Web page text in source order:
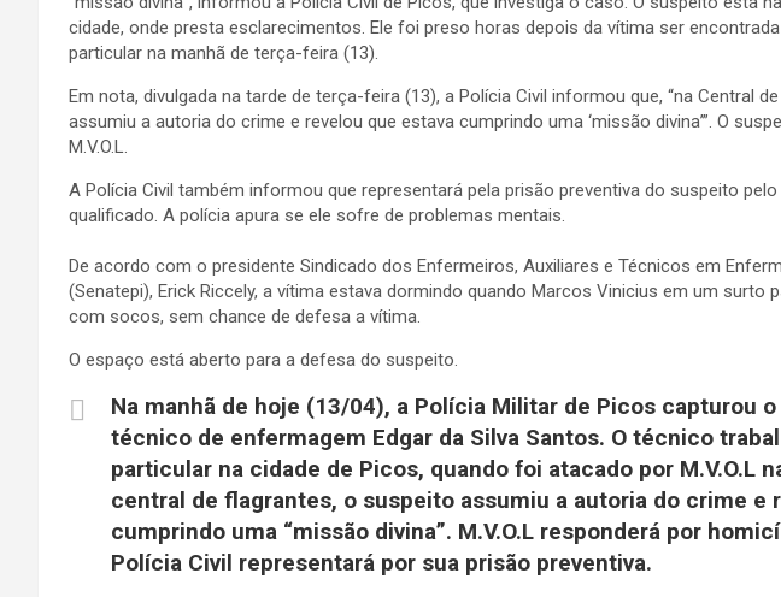
cidade, onde presta esclarecimentos. Ele foi preso horas depois da vítima ser
particular na manhã de terça-feira (13).
Em nota, divulgada na tarde de terça-feira (13), a Polícia Civil informou que, “na Central
assumiu a autoria do crime e revelou que estava cumprindo uma ‘missão divina’”. O
M.V.O.L.
A Polícia Civil também informou que representará pela prisão preventiva do suspeito
qualificado. A polícia apura se ele sofre de problemas mentais.
De acordo com o presidente Sindicado dos Enfermeiros, Auxiliares e Técnicos em
(Senatepi), Erick Riccely, a vítima estava dormindo quando Marcos Vinicius em um surto
com socos, sem chance de defesa a vítima.
O espaço está aberto para a defesa do suspeito.
Na manhã de hoje (13/04), a Polícia Militar de Picos capturou
técnico de enfermagem Edgar da Silva Santos. O técnico
particular na cidade de Picos, quando foi atacado por M.V.O.L
central de flagrantes, o suspeito assumiu a autoria do crime e
cumprindo uma “missão divina”. M.V.O.L responderá por
Polícia Civil representará por sua prisão preventiva.